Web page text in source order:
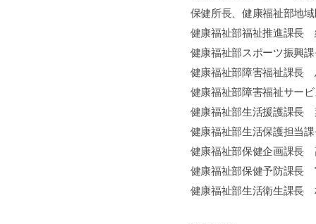
保健所長、健康福祉部地
健康福祉部福祉推進課
健康福祉部スポーツ振興
健康福祉部障害福祉課
健康福祉部障害福祉サー
健康福祉部生活援護課
健康福祉部生活保護担当
健康福祉部保健企画課
健康福祉部保健予防課
健康福祉部生活衛生課